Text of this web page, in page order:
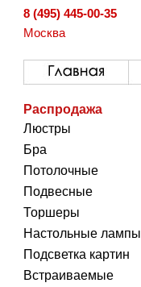
8 (495) 445-00-35
Москва
Распродажа
Люстры
Бра
Потолочные
Подвесные
Торшеры
Настольные лампы
Подсветка картин
Встраиваемые